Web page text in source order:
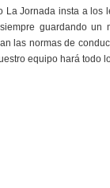
La Jornada insta a los
guardando un
las normas de
equipo hará todo